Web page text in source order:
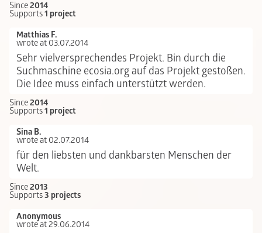
Since2014
Supports1 project
Matthias F.
wrote at 03.07.2014
Sehr vielversprechendes Projekt. Bin durch die
Suchmaschine ecosia.org auf das Projekt gestoßen.
Die Idee muss einfach unterstützt werden.
Since2014
Supports1 project
Sina B.
wrote at 02.07.2014
für den liebsten und dankbarsten Menschen der
Welt.
Since2013
Supports3 projects
Anonymous
wrote at 29.06.2014